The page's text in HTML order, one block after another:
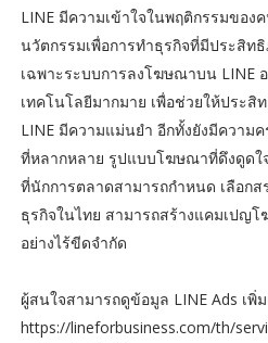
LINE มีความเข้าใจในพฤติกรรมขอ
นวัตกรรมเพื่อการทำธุรกิจที่มีประสิท
เฉพาะระบบการลงโฆษณาบน LINE
เทคโนโลยีมากมาย เพื่อช่วยให้ประ
LINE มีความแม่นยำ อีกทั้งยังมีควา
ที่หลากหลาย รูปแบบโฆษณาที่ดึงดูดใ
ที่นักการตลาดสามารถกำหนด เลือกส
ธุรกิจในไทย สามารถสร้างแคมเปญ
อย่างไร้ขีดจำกัด
ผู้สนใจสามารถดูข้อมูล LINE Ads เพิ่
https://lineforbusiness.com/th/